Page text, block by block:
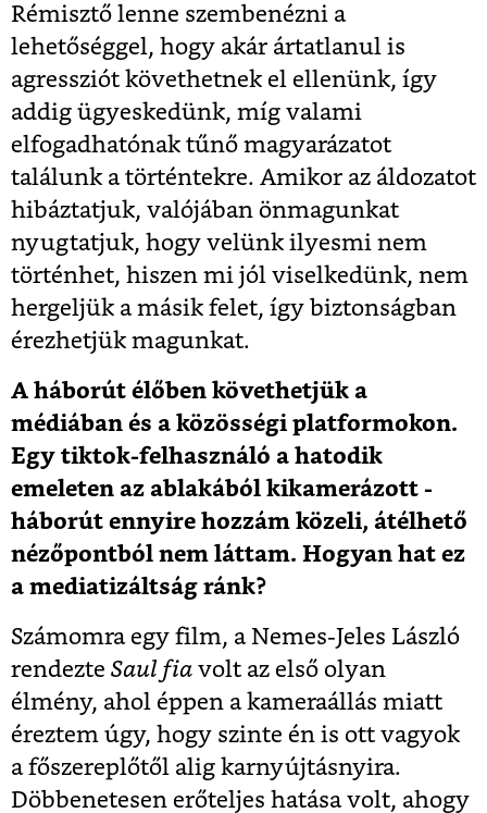
Rémisztő lenne szembenézni a
lehetőséggel, hogy akár ártatlanul is
agressziót követhetnek el ellenünk, így
addig ügyeskedünk, míg valami
elfogadhatónak tűnő magyarázatot
találunk a történtekre. Amikor az áldozatot
hibáztatjuk, valójában önmagunkat
nyugtatjuk, hogy velünk ilyesmi nem
történhet, hiszen mi jól viselkedünk, nem
hergeljük a másik felet, így biztonságban
érezhetjük magunkat.
A háborút élőben követhetjük a
médiában és a közösségi platformokon.
Egy tiktok-felhasználó a hatodik
emeleten az ablakából kikamerázott -
háborút ennyire hozzám közeli, átélhető
nézőpontból nem láttam. Hogyan hat ez
a mediatizáltság ránk?
Számomra egy film, a Nemes-Jeles László
rendezte Saul fia volt az első olyan
élmény, ahol éppen a kameraállás miatt
éreztem úgy, hogy szinte én is ott vagyok
a főszereplőtől alig karnyújtásnyira.
Döbbenetesen erőteljes hatása volt, ahogy